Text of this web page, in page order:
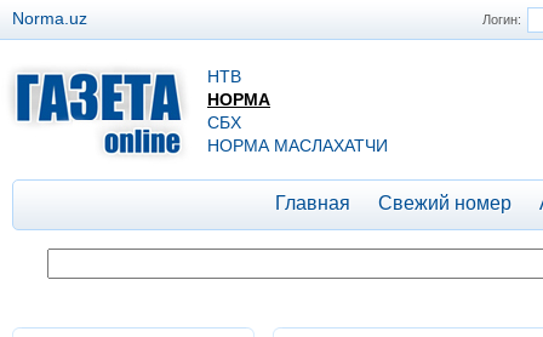
Логин:
Norma.uz
НТВ
НОРМА
СБХ
НОРМА МАСЛАХАТЧИ
Главная Свежий номер